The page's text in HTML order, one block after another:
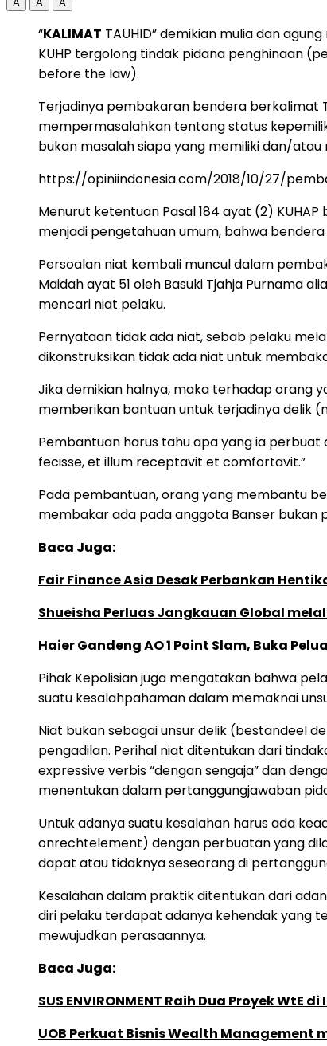
A A A
“KALIMAT TAUHID” demikian mulia dan
KUHP tergolong tindak pidana penghinaan
before the law).
Terjadinya pembakaran bendera berkalimat
mempermasalahkan tentang status
bukan masalah siapa yang memiliki dan/
https://opiniindonesia.com/2018/10/27/
Menurut ketentuan Pasal 184 ayat (2)
menjadi pengetahuan umum, bahwa
Persoalan niat kembali muncul dalam
Maidah ayat 51 oleh Basuki Tjahja Purnama
mencari niat pelaku.
Pernyataan tidak ada niat, sebab pelaku
dikonstruksikan tidak ada niat untuk
Jika demikian halnya, maka terhadap orang
memberikan bantuan untuk terjadinya delik
Pembantuan harus tahu apa yang ia
fecisse, et illum receptavit et comfortavit.”
Pada pembantuan, orang yang membantu
membakar ada pada anggota Banser bukan
Baca Juga:
Fair Finance Asia Desak Perbankan
Shueisha Perluas Jangkauan Global
Haier Gandeng AO 1 Point Slam, Buka
Pihak Kepolisian juga mengatakan bahwa
suatu kesalahpahaman dalam memaknai
Niat bukan sebagai unsur delik (bestandeel
pengadilan. Perihal niat ditentukan dari
expressive verbis “dengan sengaja” dan
menentukan dalam pertanggungjawaban
Untuk adanya suatu kesalahan harus ada
onrechtelement) dengan perbuatan yang
dapat atau tidaknya seseorang di
Kesalahan dalam praktik ditentukan dari
diri pelaku terdapat adanya kehendak yang
mewujudkan perasaannya.
Baca Juga:
SUS ENVIRONMENT Raih Dua Proyek
UOB Perkuat Bisnis Wealth